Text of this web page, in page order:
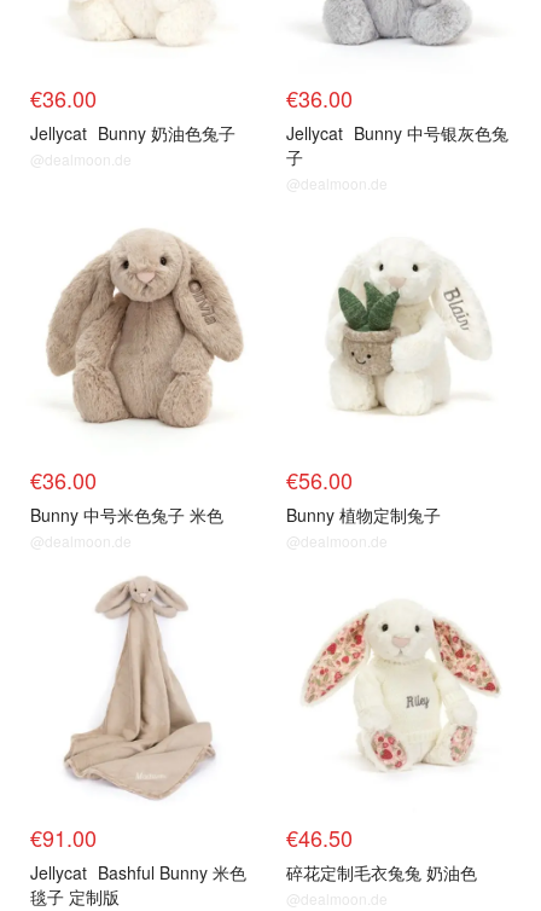
€36.00
Jellycat Bunny 奶油色兔子
@dealmoon.de
€36.00
Jellycat Bunny 中号银灰色兔
子
@dealmoon.de
€36.00
Bunny 中号米色兔子 米色
@dealmoon.de
€56.00
Bunny 植物定制兔子
@dealmoon.de
€91.00
Jellycat Bashful Bunny 米色
毯子 定制版
€46.50
碎花定制毛衣兔兔 奶油色
@dealmoon.de